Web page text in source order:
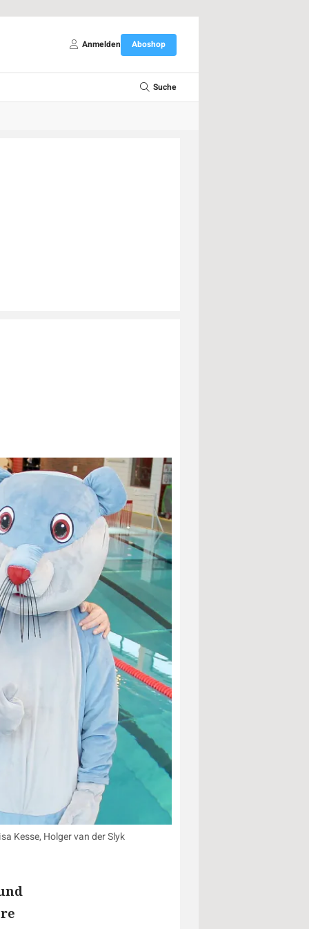
Anmelden Aboshop
Suche
Kesse, Holger van der Slyk